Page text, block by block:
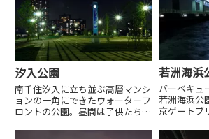
汐入公園
南千住汐入に立ち並ぶ高層マンシ
ョンの一角にできたウォーターフ
ロントの公園。昼間は子供たちで
ソンや犬の散歩をする人がまばら
若洲海浜
バーベキュ
若洲海浜公
京ゲートブ
とができま